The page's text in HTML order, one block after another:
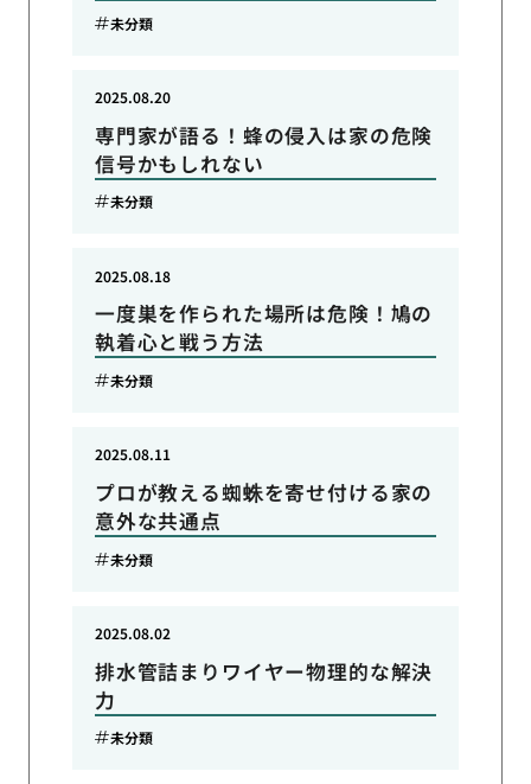
未分類
専門家が語る！蜂の侵入は家の危険
信号かもしれない
2025.08.20
未分類
一度巣を作られた場所は危険！鳩の
執着心と戦う方法
2025.08.18
未分類
プロが教える蜘蛛を寄せ付ける家の
意外な共通点
2025.08.11
未分類
排水管詰まりワイヤー物理的な解決
力
2025.08.02
未分類